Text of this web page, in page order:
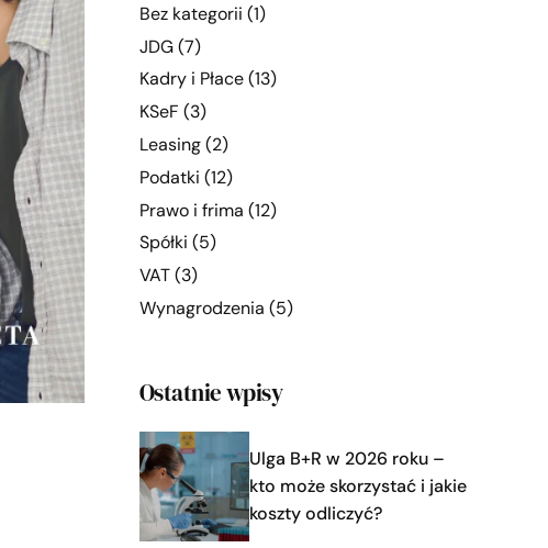
Bez kategorii (1)
JDG(7)
Kadry i Płace(13)
KSeF (3)
Leasing(2)
Podatki (12)
Prawo i frima (12)
Spółki (5)
VAT(3)
Wynagrodzenia (5)
Ostatnie wpisy
Ulga B+R w 2026 roku –
kto może skorzystać i jakie
koszty odliczyć?